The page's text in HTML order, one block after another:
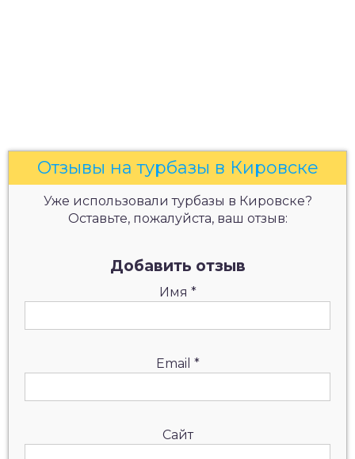
Отзывы на турбазы в Кировске
Уже использовали турбазы в Кировске?
Оставьте, пожалуйста, ваш отзыв:
Добавить отзыв
Имя *
Email *
Сайт